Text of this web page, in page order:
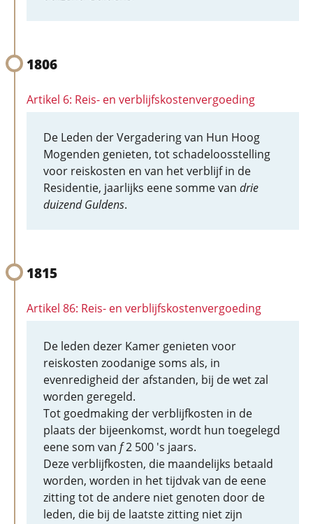
1806
Artikel 6: Reis- en verblijfskostenvergoeding
De Leden der Vergadering van Hun Hoog
Mogenden genieten, tot schadeloosstelling
voor reiskosten en van het verblijf in de
Residentie, jaarlijks eene somme van drie
duizend Guldens.
1815
Artikel 86: Reis- en verblijfskostenvergoeding
De leden dezer Kamer genieten voor
reiskosten zoodanige soms als, in
evenredigheid der afstanden, bij de wet zal
worden geregeld.
Tot goedmaking der verblijfkosten in de
plaats der bijeenkomst, wordt hun toegelegd
eene som van f2 500 's jaars.
Deze verblijfkosten, die maandelijks betaald
worden, worden in het tijdvak van de eene
zitting tot de andere niet genoten door de
leden, die bij de laatste zitting niet zijn